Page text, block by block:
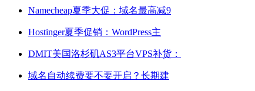
Namecheap夏季大促：域名最高减9
Hostinger夏季促销：WordPress主
DMIT美国洛杉矶AS3平台VPS补货：
域名自动续费要不要开启？长期建